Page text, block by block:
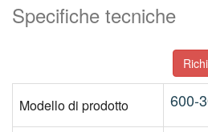
Specifiche tecniche
Modello di prodotto 600-